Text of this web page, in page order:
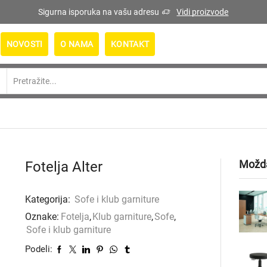
Sigurna isporuka na vašu adresu Vidi proizvode
NOVOSTI O NAMA KONTAKT
input
Fotelja Alter
Kategorija: Sofe i klub garniture
Oznake: Fotelja, Klub garniture,Sofe,
Sofe i klub garniture
Podeli: